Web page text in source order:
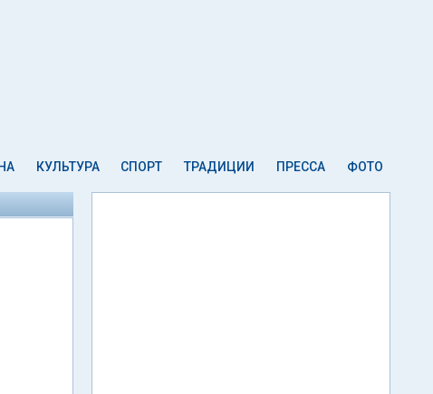
КУЛЬТУРА СПОРТ ТРАДИЦИИ ПРЕССА ФОТО